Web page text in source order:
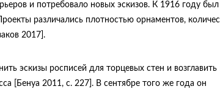
и потребовало новых эскизов. К 1916 году был
различались плотностью орнаментов,
2017].
эскизы росписей для торцевых стен и возглавить
[Бенуа 2011, с. 227]. В сентябре того же года он